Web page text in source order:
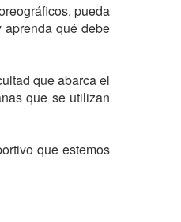
pueda
qué debe
que abarca el
que se utilizan
que estemos